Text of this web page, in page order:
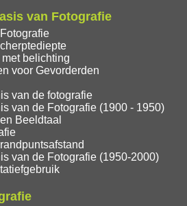
van Fotografie
belichting
voor Gevorderden
van de fotografie
van de Fotografie (1900 - 1950)
Beeldtaal
van de Fotografie (1950-2000)